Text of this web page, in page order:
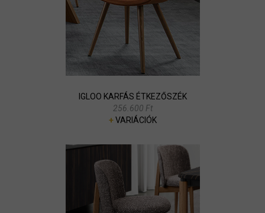
IGLOO KARFÁS ÉTKEZŐSZÉK
256.600 Ft
+VARIÁCIÓK